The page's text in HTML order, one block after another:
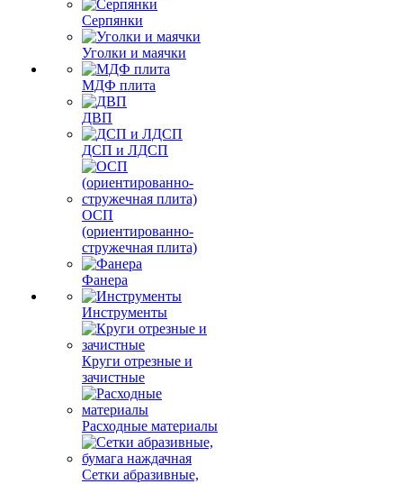
Серпянки
Уголки и маячки
МДФ плита
ДВП
ДСП и ЛДСП
ОСП
(ориентированно-
стружечная плита)
Фанера
Инструменты
Круги отрезные и
зачистные
Расходные материалы
Сетки абразивные,